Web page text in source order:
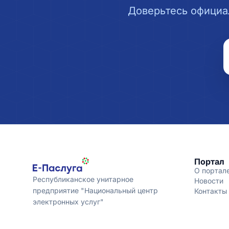
Доверьтесь
Республиканское унитарное
предприятие "Национальный центр
электронных услуг"
Портал
О
Новости
Контакты